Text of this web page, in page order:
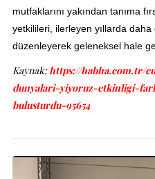
mutfaklarını yakından tanıma
yetkilileri, ilerleyen yıllarda daha
düzenleyerek geleneksel hale
Kaynak: https://habha.com.tr/
dunyalari-yiyoruz-etkinligi-
bulusturdu-95654